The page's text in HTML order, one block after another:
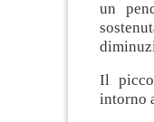
un
Il picco
intorno